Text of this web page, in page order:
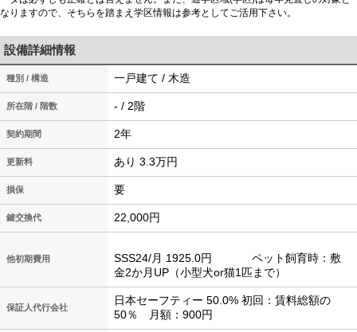
なりますので、そちらを踏まえ学区情報は参考としてご活用下さい。
設備詳細情報
種別 / 構造 一戸建て / 木造
所在階 / 階数 - / 2階
契約期間 2年
更新料 あり 3.3万円
損保 要
鍵交換代 22,000円
他初期費用
SSS24/月 1925.0円 ペット飼育時：敷
金2か月UP（小型犬or猫1匹まで）
保証人代行会社
日本セーフティー 50.0% 初回：賃料総額の
50％ 月額：900円